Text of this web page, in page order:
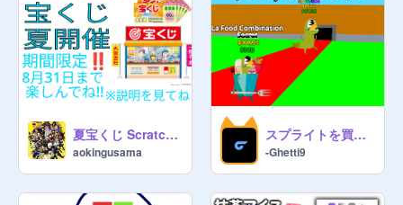
夏宝くじ Scratch 開催
aokingusama
スプライトを買う ver1.2
-Ghetti9